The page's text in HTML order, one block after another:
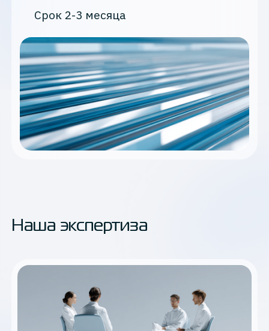
Срок 2-3 месяца
Наша экспертиза